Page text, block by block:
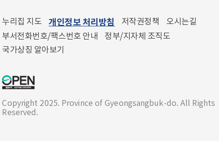
누리집 지도 개인정보 처리방침 저작권정책
오시는길
부서전화번호/팩스번호 안내
정부/지자체 조직도
국가상징 알아보기
Copyright 2025. Province of Gyeongsangbuk-do. All Rights
Reserved.